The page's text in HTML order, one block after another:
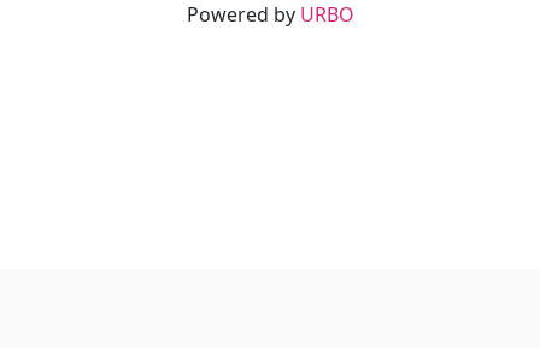
Powered by URBO